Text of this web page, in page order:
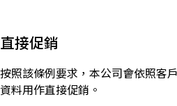
直接促銷
按照該條例要求，本公司會依照客
資料用作直接促銷。